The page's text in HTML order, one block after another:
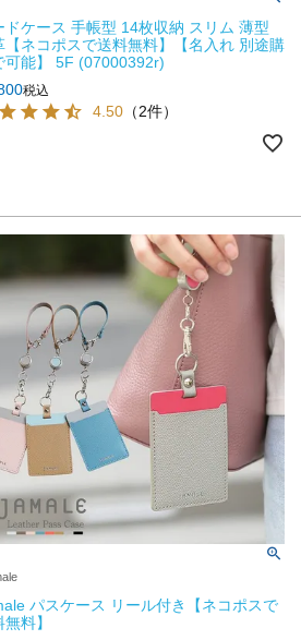
ドケース 手帳型 14枚収納 スリム 薄型
【ネコポスで送料無料】【名入れ 別途購
可能】 5F (07000392r)
税込
4.50 （2件）
パスケース リール付き【ネコポスで
料】